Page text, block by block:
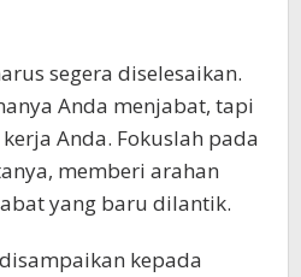
segera diselesaikan.
Anda menjabat, tapi
Anda. Fokuslah pada
memberi arahan
yang baru dilantik.
kepada